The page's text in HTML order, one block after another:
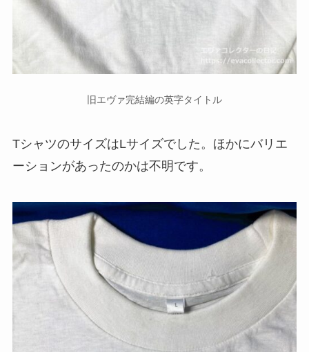
旧エヴァ完結編の英字タイトル
TシャツのサイズはLサイズでした。ほかにバリエ
ーションがあったのかは不明です。